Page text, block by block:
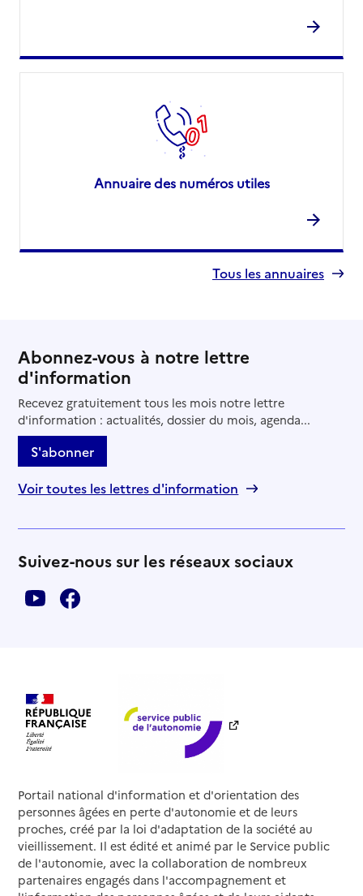
Annuaire des numéros utiles
Tous les annuaires
Abonnez-vous à notre lettre
d'information
Recevez gratuitement tous les mois notre lettre
d'information : actualités, dossier du mois, agenda...
S'abonner
Voir toutes les lettres d'information
Suivez-nous sur les réseaux sociaux
Portail national d'information et d'orientation des
personnes âgées en perte d'autonomie et de leurs
proches, créé par la loi d'adaptation de la société au
vieillissement. Il est édité et animé par le Service public
de l'autonomie, avec la collaboration de nombreux
partenaires engagés dans l'accompagnement et